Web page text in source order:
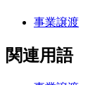
事業譲渡
関連用語